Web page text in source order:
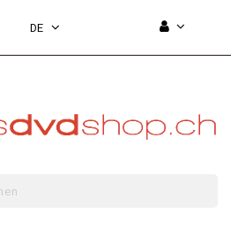
DE